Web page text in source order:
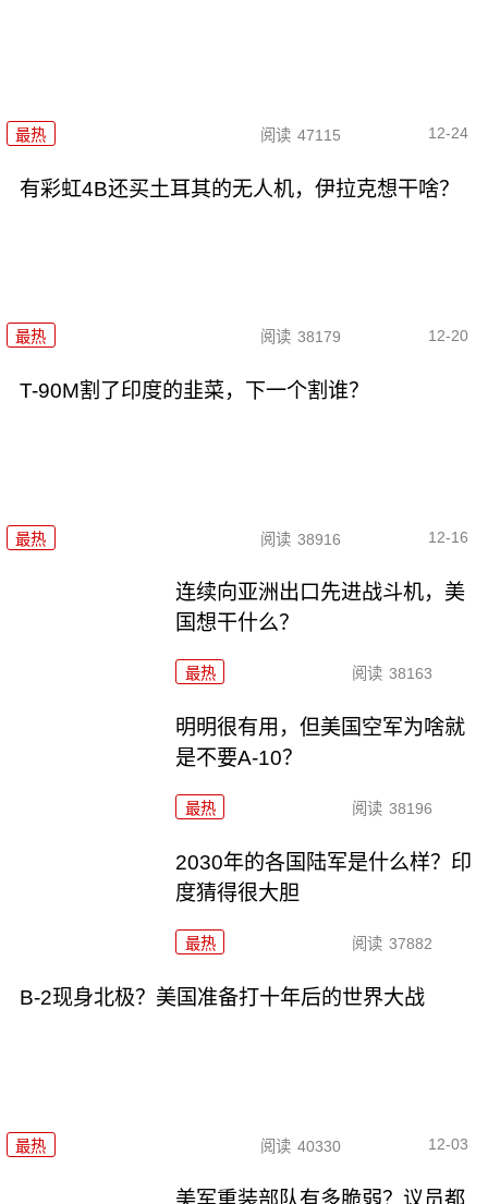
最热 阅读 47115 12-24
有彩虹4B还买土耳其的无人机，伊拉克想干啥？
最热 阅读 38179 12-20
T-90M割了印度的韭菜，下一个割谁？
最热 阅读 38916 12-16
连续向亚洲出口先进战斗机，美
国想干什么？
最热 阅读 38163
明明很有用，但美国空军为啥就
是不要A-10？
最热 阅读 38196
2030年的各国陆军是什么样？印
度猜得很大胆
最热 阅读 37882
B-2现身北极？美国准备打十年后的世界大战
最热 阅读 40330 12-03